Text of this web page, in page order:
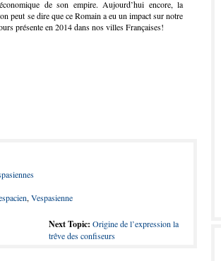
de son empire. Aujourd’hui encore, la
peut se dire que ce Romain a eu un impact sur notre
présente en 2014 dans nos villes Françaises!
, Vespasienne
Next Topic: Origine de l’expression la
trêve des confiseurs